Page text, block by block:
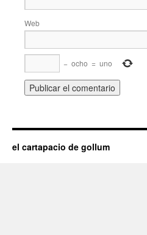
Web
− ocho = uno
el cartapacio de gollum